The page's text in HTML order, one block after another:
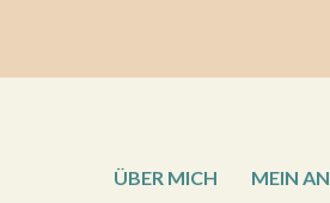
ÜBER MICH MEIN